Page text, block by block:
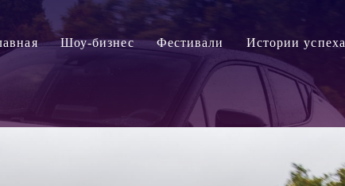
Шоу-бизнес Фестивали Истории успеха